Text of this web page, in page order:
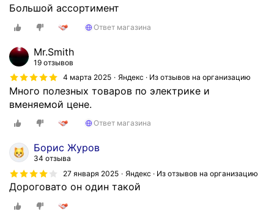
ы
в
л
в
э
т
о
м
а
г
а
з
Большой ассортимент
Ответ магазина
Mr.Smith
19 отзывов
4 марта 2025
Яндекс · Из отзывов на организацию
Много полезных товаров по электрике и
вменяемой цене.
Ответ магазина
Борис Журов
34 отзыва
27 января 2025
Яндекс · Из отзывов на организацию
Дороговато он один такой